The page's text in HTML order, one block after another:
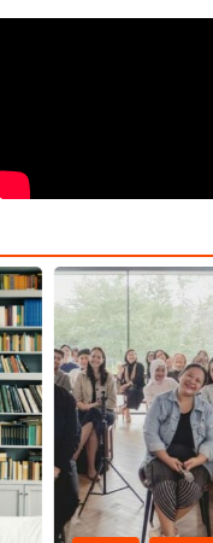
CELEBRITHINK